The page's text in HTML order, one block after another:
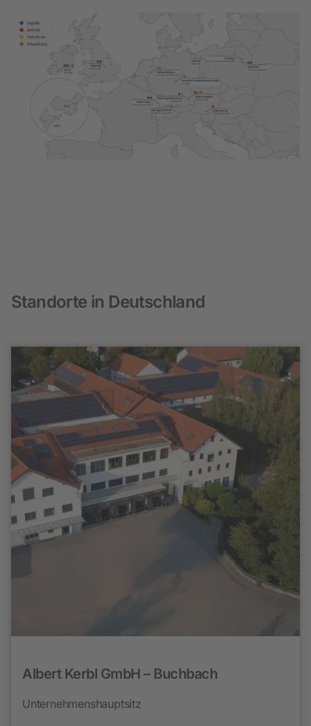
Standorte in Deutschland
Albert Kerbl GmbH – Buchbach
Unternehmenshauptsitz